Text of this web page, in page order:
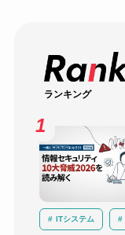
ランキング
ITシステム